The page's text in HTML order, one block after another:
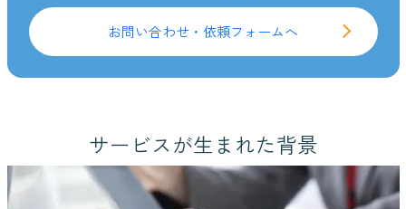
お問い合わせ・依頼フォームへ
サービスが生まれた背景